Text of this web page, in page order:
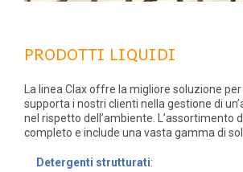
PRODOTTI LIQUIDI
La linea Clax offre la migliore soluzione
supporta i nostri clienti nella gestione di
nel rispetto dell’ambiente. L’assortimento
completo e include una vasta gamma di
Detergenti strutturati: